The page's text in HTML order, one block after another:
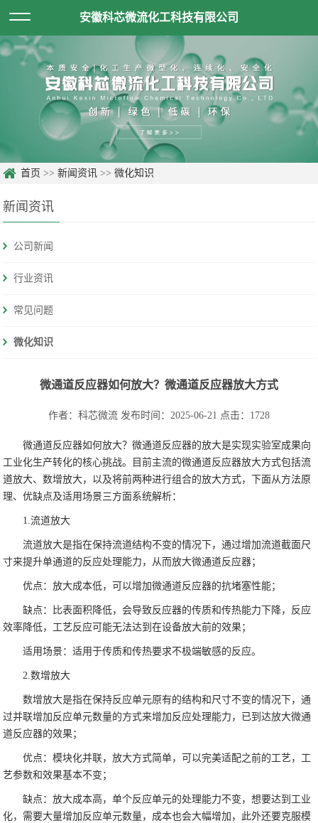
安徽科芯微流化工科技有限公司
首页 >>新闻资讯 >>微化知识
新闻资讯
公司新闻
行业资讯
常见问题
微化知识
微通道反应器如何放大？微通道反应器放大方式
作者：科芯微流 发布时间：2025-06-21 点击：1728
微通道反应器如何放大？微通道反应器的放大是实现实验室成果向
工业化生产转化的核心挑战。目前主流的微通道反应器放大方式包括流
道放大、数增放大，以及将前两种进行组合的放大方式，下面从方法原
理、优缺点及适用场景三方面系统解析：
1.流道放大
流道放大是指在保持流道结构不变的情况下，通过增加流道截面尺
寸来提升单通道的反应处理能力，从而放大微通道反应器；
优点：放大成本低，可以增加微通道反应器的抗堵塞性能；
缺点：比表面积降低，会导致反应器的传质和传热能力下降，反应
效率降低，工艺反应可能无法达到在设备放大前的效果；
适用场景：适用于传质和传热要求不极端敏感的反应。
2.数增放大
数增放大是指在保持反应单元原有的结构和尺寸不变的情况下，通
过并联增加反应单元数量的方式来增加反应处理能力，已到达放大微通
道反应器的效果；
优点：模块化并联，放大方式简单，可以完美适配之前的工艺，工
艺参数和效果基本不变；
缺点：放大成本高，单个反应单元的处理能力不变，想要达到工业
化，需要大量增加反应单元数量，成本也会大幅增加，此外还要克服模